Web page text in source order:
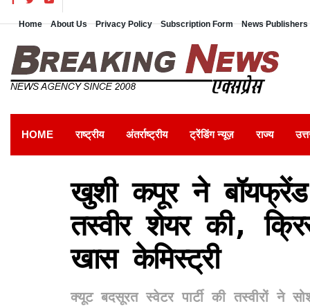
Home About Us Privacy Policy Subscription Form News
HOME राष्ट्रीय अंतर्राष्ट्रीय ट्रेंडिंग न्यूज़ राज्य
खुशी कपूर ने बॉयफ्रेंड
तस्वीर शेयर की,
खास केमिस्ट्री
क्यूट बदसूरत स्वेटर पार्टी की तस्वीरों ने